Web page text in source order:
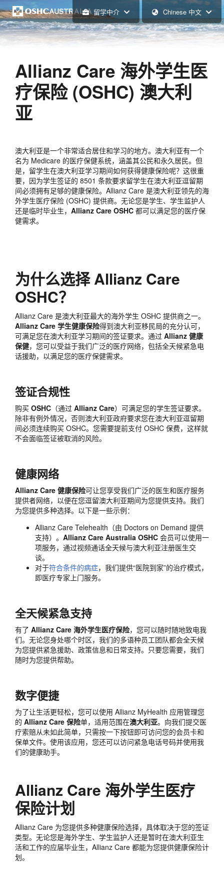
留学中介 Chinese 中文
Allianz Care 海外学生医
疗保险 (OSHC) 澳大利
亚
澳大利亚是一个非常适合居住和学习的地方。澳大利亚有一个
名为 Medicare 的医疗保健系统，涵盖其公民和永久居民。但
是，留学生在澳大利亚学习期间如何获得健康保险呢？这很重
要，因为学生签证的 8501 条款要求留学生在澳大利亚逗留期
间必须拥有足够的健康保险。Allianz Care 是澳大利亚领先的海
外学生医疗保险 (OSHC) 提供商。无论您是学生、学生监护人
还是临时毕业生， Allianz Care OSHC 都可以满足您的医疗保
健需求。
为什么选择 Allianz Care
OSHC？
Allianz Care 是澳大利亚最大的海外学生 OSHC 提供商之一。
Allianz Care 学生健康保险得到澳大利亚移民局的充分认可，
可满足您在澳大利亚学习期间的签证要求。通过 Allianz 健康
保健，您可以受益于我们广泛的医疗网络，包括全天候紧急电
话援助，以满足您的医疗保健需求。
签证合规性
购买 OSHC （通过 Allianz Care）可满足您的学生签证要求。
除非有例外情况，否则澳大利亚政府要求您在澳大利亚逗留期
间必须连续购买 OSHC。您需要提前支付 OSHC 保费，这样就
不会面临签证被取消的风险。
健康网络
Allianz Care 健康保险可让您享受我们广泛的医生和医疗服务
提供者网络，以便在您逗留澳大利亚期间为您提供支持。我们
为您提供多种选择。以下是一些示例：
Allianz Care Telehealth（由 Doctors on Demand 提供
支持）。 Allianz Care Australia OSHC 会员可以使用一
项服务，通过视频通话全天候与澳大利亚注册医生交
谈。
对于符合条件的病症，我们提供“医院到家”的治疗模式，
即医疗专家上门服务。
全天候紧急支持
有了 Allianz Care 海外学生医疗保险，您可以随时随地致电我
们。无论您身处哪个时区，我们的多语种员工团队都会全天候
为您提供紧急援助、政策信息和日常支持。只要您需要，我们
随时为您提供帮助。
数字便捷
为了让生活更轻松，您可以使用 Allianz MyHealth 应用管理您
的 Allianz Care 保险单，适用范围在澳大利亚。向我们提交医
疗索赔从未如此简单，只需按一下按钮即可访问您的会员卡和
保单文件。使用该应用，您还可以访问紧急电话号码并使用我
们的健康助手。
Allianz Care 海外学生医疗
保险计划
Allianz Care 为您提供多种健康保险选择，具体取决于您的签证
类型。无论您是海外学生、学生监护人还是暂时在澳大利亚生
活和工作的应届毕业生，Allianz Care 都能为您提供健康保险计
划。